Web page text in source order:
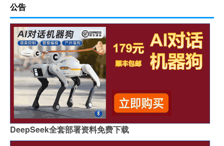
公告
DeepSeek全套部署资料免费下载